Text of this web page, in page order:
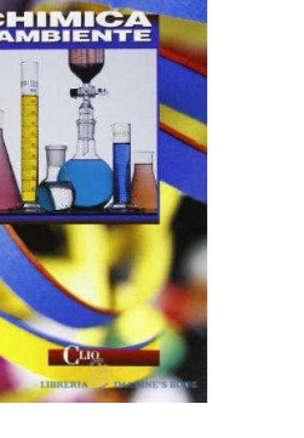
ACQUISTA